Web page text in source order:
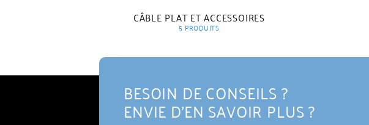
CÂBLE PLAT ET ACCESSOIRES
5 PRODUITS
BESOIN DE CONSEILS ?
ENVIE D'EN SAVOIR PLUS ?